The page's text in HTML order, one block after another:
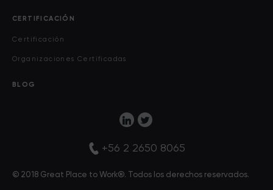
CERTIFICACIÓN
Certificación
Organizaciones Certificadas
BLOG
+56 2 2650 8065
© 2018 Great Place to Work®. Todos los derechos reservados.